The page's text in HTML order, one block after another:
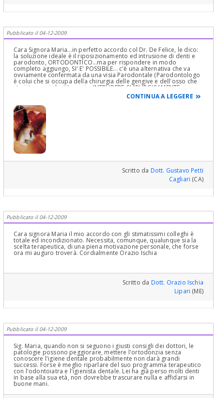
Pubblicato il 04-12-2009
Cara Signora Maria...in perfetto accordo col Dr. De Felice, le dico:
la soluzione ideale è il riposizionamento ed intrusione di denti e
parodonto, ORTODONTICO...ma per rispondere in modo
completo aggiungo, SI' E' POSSIBILE... c'è una alternativa che va
ovviamente confermata da una visia Parodontale (Parodontologo
è colui che si occupa della chirurgia delle gengive e dell'osso che
sta intorno ai denti)... ossia: INTRUDERE CHIRURGICAMENTE con un
lembo mucoperiosteo riposizionato apicalmente con osteotomia
osteoplastica e protetizzando poi con corone in Zirconio o in
Oroplatino porcellana i denti estrusi...e con un intervento simile di
chirurgia ossea e mucogengivale a livello della sella edentula...in
un intervento solo...ossia in un solo giorno...otterrebbe quello che
la Ortodonzia impiegherebbe circa 24 mesi ad ottenere...mese più
mese meno...bisogna solo che la veda un Parodontologo esperto
e che valuti se la sua situazione clinica è aggredibile
chirurgicamente o no... sono 32 anni che mi occupo di
Parodontologia e le garantisco che si ottengono risultati
foto dimostrativa ... ma può trovare tra i miei casi clinici tanto di
più ed anche nel mio sito di Parodontologia .. Restauro
conservativo di un elemento dentale recuperato con intervento
Restauro conservativo di un
gengivale e osseo.e altri link a casi simili non si spaventi perché
preprotesica.. Mio Profilo Portale Dentisti-ItaliaDott. Gustavo
PettiMio Sito Web di Parodontologia www.gustavopetti.it
Cordialmente Gustavo Petti, Parodontologia in Cagliari e
Riabilitazione Orale Completa in Casi Clinici Complessi
CONTINUA A LEGGERE
Scritto da Dott. Gustavo Petti
Cagliari (CA)
Pubblicato il 04-12-2009
Cara signora Maria il mio accordo con gli stimatissimi colleghi è
totale ed incondizionato. Necessita, comunque, qualunque sia la
scelta terapeutica, di una piena motivazione personale, che forse
ora mi auguro troverà. Cordialmente Orazio Ischia
Scritto da Dott. Orazio Ischia
Lipari (ME)
Pubblicato il 04-12-2009
Sig. Maria, quando non si seguono i giusti consigli dei dottori, le
patologie possono peggiorare, mettere l'ortodonzia senza
conoscere l'igiene dentale probabilmente non darà grandi
successi. Forse è meglio riparlare del suo programma terapeutico
con l'odontoiatra e l'igienista dentale. Lei ha già perso molti denti
in base alla sua età, non dovrebbe trascurare nulla e affidarsi in
buone mani.